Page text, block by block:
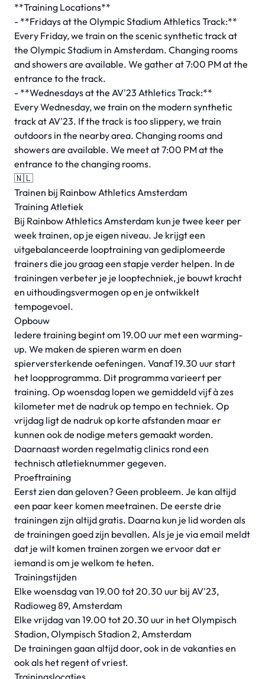
**Training Locations**
- **Fridays at the Olympic Stadium Athletics Track:**
Every Friday, we train on the scenic synthetic track at
the Olympic Stadium in Amsterdam. Changing rooms
and showers are available. We gather at 7:00 PM at the
entrance to the track.
- **Wednesdays at the AV'23 Athletics Track:**
Every Wednesday, we train on the modern synthetic
track at AV'23. If the track is too slippery, we train
outdoors in the nearby area. Changing rooms and
showers are available. We meet at 7:00 PM at the
entrance to the changing rooms.
🇳🇱
Trainen bij Rainbow Athletics Amsterdam
Training Atletiek
Bij Rainbow Athletics Amsterdam kun je twee keer per
week trainen, op je eigen niveau. Je krijgt een
uitgebalanceerde looptraining van gediplomeerde
trainers die jou graag een stapje verder helpen. In de
trainingen verbeter je je looptechniek, je bouwt kracht
en uithoudingsvermogen op en je ontwikkelt
tempogevoel.
Opbouw
Iedere training begint om 19.00 uur met een warming-
up. We maken de spieren warm en doen
spierversterkende oefeningen. Vanaf 19.30 uur start
het loopprogramma. Dit programma varieert per
training. Op woensdag lopen we gemiddeld vijf à zes
kilometer met de nadruk op tempo en techniek. Op
vrijdag ligt de nadruk op korte afstanden maar er
kunnen ook de nodige meters gemaakt worden.
Daarnaast worden regelmatig clinics rond een
technisch atletieknummer gegeven.
Proeftraining
Eerst zien dan geloven? Geen probleem. Je kan altijd
een paar keer komen meetrainen. De eerste drie
trainingen zijn altijd gratis. Daarna kun je lid worden als
de trainingen goed zijn bevallen. Als je je via email meldt
dat je wilt komen trainen zorgen we ervoor dat er
iemand is om je welkom te heten.
Trainingstijden
Elke woensdag van 19.00 tot 20.30 uur bij AV'23,
Radioweg 89, Amsterdam
Elke vrijdag van 19.00 tot 20.30 uur in het Olympisch
Stadion, Olympisch Stadion 2, Amsterdam
De trainingen gaan altijd door, ook in de vakanties en
ook als het regent of vriest.
Trainingslocaties